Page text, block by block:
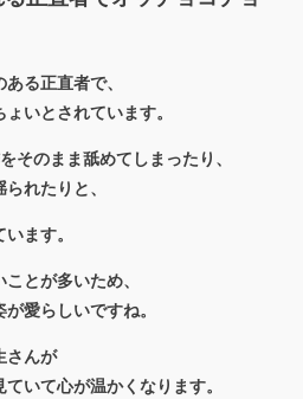
る正直者で、
ょいとされています。
そのまま舐めてしまったり、
れたりと、
ます。
とが多いため、
愛らしいですね。
さんが
いて心が温かくなります。